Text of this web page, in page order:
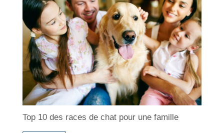
Top 10 des races de chat pour une famille